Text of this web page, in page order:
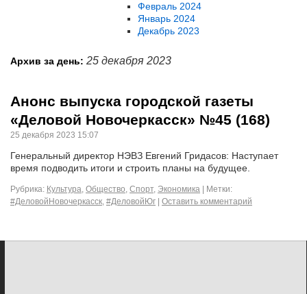
Февраль 2024
Январь 2024
Декабрь 2023
Архив за день: 25 декабря 2023
Анонс выпуска городской газеты
«Деловой Новочеркасск» №45 (168)
25 декабря 2023 15:07
Генеральный директор НЭВЗ Евгений Гридасов: Наступает
время подводить итоги и строить планы на будущее.
Рубрика: Культура, Общество, Спорт, Экономика
Метки:
#ДеловойНовочеркасск, #ДеловойЮг Оставить комментарий